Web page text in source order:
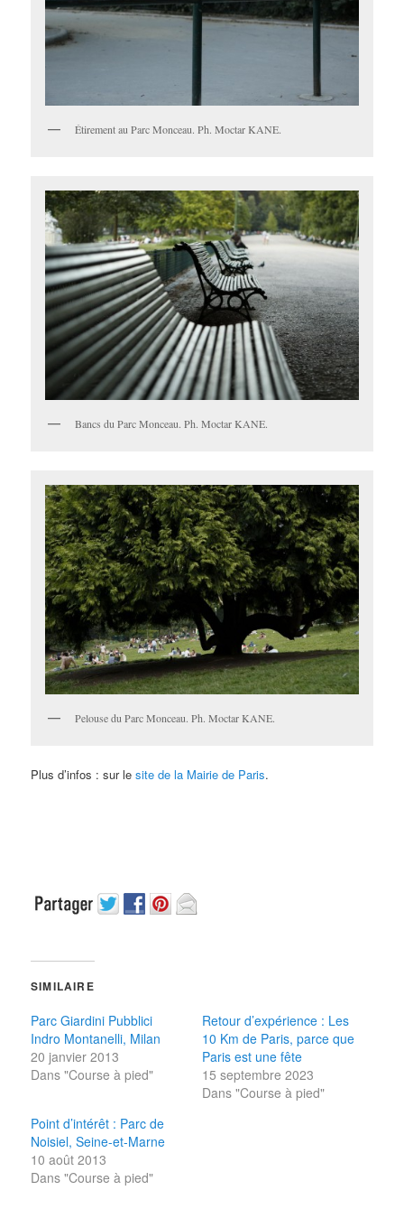
Étirement au Parc Monceau. Ph. Moctar KANE.
Bancs du Parc Monceau. Ph. Moctar KANE.
Pelouse du Parc Monceau. Ph. Moctar KANE.
Plus d’infos : sur lesite de la Mairie de Paris.
SIMILAIRE
Parc Giardini Pubblici
Indro Montanelli, Milan
20 janvier 2013
Dans "Course à pied"
Retour d’expérience : Les
10 Km de Paris, parce que
Paris est une fête
15 septembre 2023
Dans "Course à pied"
Point d’intérêt : Parc de
Noisiel, Seine-et-Marne
10 août 2013
Dans "Course à pied"